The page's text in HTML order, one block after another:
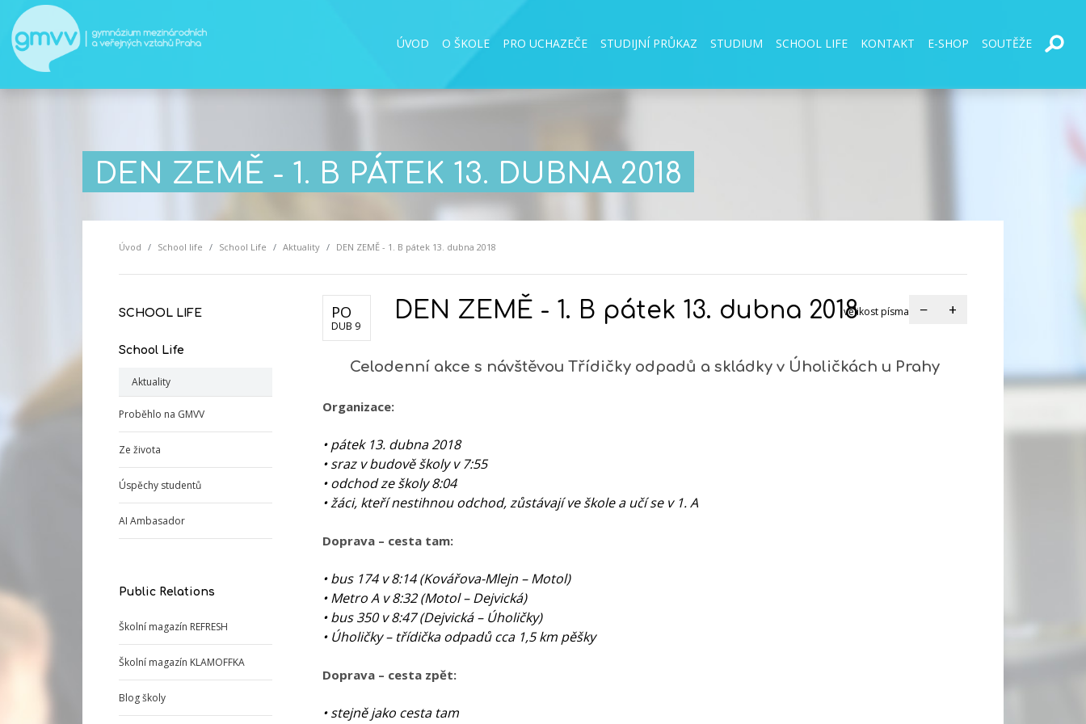
ÚVOD O ŠKOLE PRO UCHAZEČE STUDIJNÍ PRŮKAZ STUDIUM SCHOOL LIFE KONTAKT E-SHOP SOUTĚŽE
DEN ZEMĚ - 1. B PÁTEK 13. DUBNA 2018
Úvod School life School Life Aktuality DEN ZEMĚ - 1. B pátek 13. dubna 2018
SCHOOL LIFE
School Life
Aktuality
Proběhlo na GMVV
Ze života
Úspěchy studentů
AI Ambasador
Public Relations
Školní magazín REFRESH
Školní magazín KLAMOFFKA
Blog školy
PO
DUB 9
DEN ZEMĚ - 1. B pátek 13. dubna 2018velikost písma − +
Celodenní akce s návštěvou Třídičky odpadů a skládky v Úholičkách u Prahy
Organizace:
• pátek 13. dubna 2018
• sraz v budově školy v 7:55
• odchod ze školy 8:04
• žáci, kteří nestihnou odchod, zůstávají ve škole a učí se v 1. A
Doprava – cesta tam:
• bus 174 v 8:14 (Kovářova-Mlejn – Motol)
• Metro A v 8:32 (Motol – Dejvická)
• bus 350 v 8:47 (Dejvická – Úholičky)
• Úholičky – třídička odpadů cca 1,5 km pěšky
Doprava – cesta zpět:
• stejně jako cesta tam